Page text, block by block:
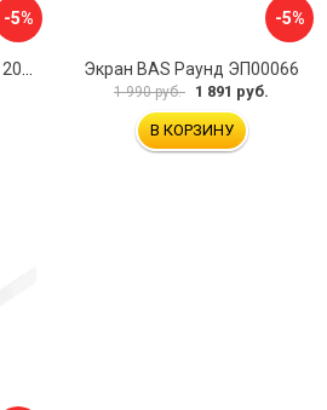
-5% -5%
Экран BAS Раунд ЭП00066
1 990 руб. 1 891 руб.
В КОРЗИНУ